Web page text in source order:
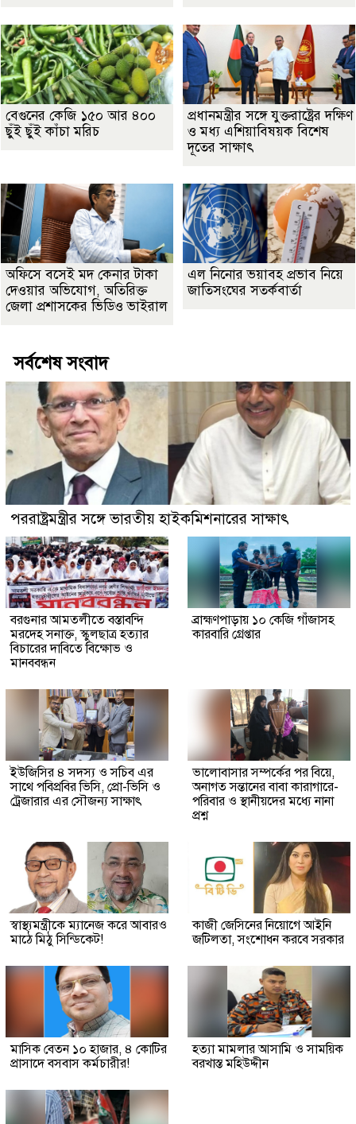
বেগুনের কেজি ১৫০ আর ৪০০
ছুঁই ছুঁই কাঁচা মরিচ
প্রধানমন্ত্রীর সঙ্গে যুক্তরাষ্ট্রের দক্ষিণ
ও মধ্য এশিয়াবিষয়ক বিশেষ
দূতের সাক্ষাৎ
অফিসে বসেই মদ কেনার টাকা
দেওয়ার অভিযোগ, অতিরিক্ত
জেলা প্রশাসকের ভিডিও ভাইরাল
এল নিনোর ভয়াবহ প্রভাব নিয়ে
জাতিসংঘের সতর্কবার্তা
সর্বশেষ সংবাদ
পররাষ্ট্রমন্ত্রীর সঙ্গে ভারতীয় হাইকমিশনারের সাক্ষাৎ
বরগুনার আমতলীতে বস্তাবন্দি
মরদেহ সনাক্ত, স্কুলছাত্র হত্যার
বিচারের দাবিতে বিক্ষোভ ও
মানববন্ধন
​ব্রাহ্মণপাড়ায় ১০ কেজি গাঁজাসহ
কারবারি গ্রেপ্তার
ইউজিসির ৪ সদস্য ও সচিব এর
সাথে পবিপ্রবির ভিসি, প্রো-ভিসি ও
ট্রেজারার এর সৌজন্য সাক্ষাৎ
ভালোবাসার সম্পর্কের পর বিয়ে,
অনাগত সন্তানের বাবা কারাগারে-
পরিবার ও স্থানীয়দের মধ্যে নানা
প্রশ্ন
স্বাস্থ্যমন্ত্রীকে ম্যানেজ করে আবারও
মাঠে মিঠু সিন্ডিকেট!
কাজী জেসিনের নিয়োগে আইনি
জটিলতা, সংশোধন করবে সরকার
মাসিক বেতন ১০ হাজার, ৪ কোটির
প্রাসাদে বসবাস কর্মচারীর!
হত্যা মামলার আসামি ও সাময়িক
বরখাস্ত মহিউদ্দীন